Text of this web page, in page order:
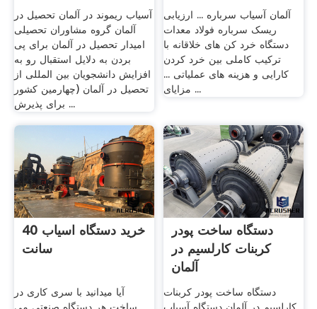
آسیاب ریموند در آلمان تحصیل در
آلمان گروه مشاوران تحصیلی
امیدار تحصیل در آلمان برای پی
بردن به دلایل استقبال رو به
افزایش دانشجویان بین المللی از
تحصیل در آلمان (چهارمین کشور
برای پذیرش ...
آلمان آسیاب سرباره ... ارزیابی
ریسک سرباره فولاد معدات
دستگاه خرد کن های خلاقانه با
ترکیب کاملی بین خرد کردن
کارایی و هزینه های عملیاتی ...
مزایای ...
خرید دستگاه اسیاب 40
سانت
آیا میدانید با سری کاری در
دستگاه ساخت پودر
کربنات کارلسیم در
آلمان
دستگاه ساخت پودر کربنات